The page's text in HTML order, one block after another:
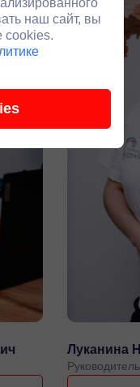
Луканина
наш сайт, вы
cookies.